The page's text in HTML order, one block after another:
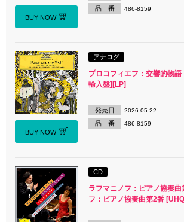
BUY NOW
品 番 486-8159
BUY NOW
アナログ
プロコフィエフ：交響的物
輸入盤][LP]
発売日 2026.05.22
品 番 486-8159
CD
ラフマニノフ：ピアノ協奏
フ：ピアノ協奏曲第2番